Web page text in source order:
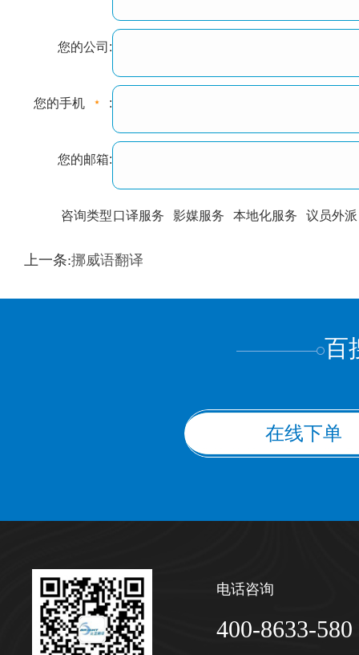
您的公司:
您的手机 :
您的邮箱:
咨询类型口译服务 影媒服务 本地化服务 议员外派
训翻译
上一条:挪威语翻译
百
在线下单
电话咨询
400-8633-580